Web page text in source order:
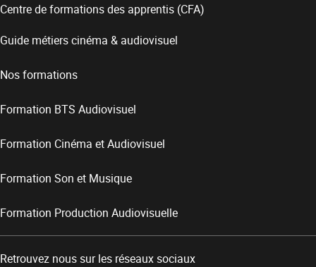
Centre de formations des apprentis (CFA)
Guide métiers cinéma & audiovisuel
Nos formations
Formation BTS Audiovisuel
Formation Cinéma et Audiovisuel
Formation Son et Musique
Formation Production Audiovisuelle
Retrouvez nous sur les réseaux sociaux